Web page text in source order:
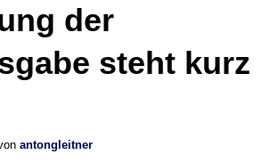
der
steht kurz
antongleitner